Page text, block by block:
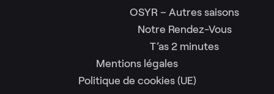
OSYR – Autres saisons
Notre Rendez-Vous
T’as 2 minutes
Mentions légales
Politique de cookies (UE)